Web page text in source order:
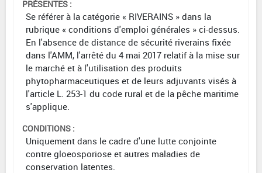
PRÉSENTES :
Se référer à la catégorie « RIVERAINS » dans la
rubrique « conditions d'emploi générales » ci-dessus.
En l'absence de distance de sécurité riverains fixée
dans l'AMM, l'arrêté du 4 mai 2017 relatif à la mise sur
le marché et à l'utilisation des produits
phytopharmaceutiques et de leurs adjuvants visés à
l'article L. 253-1 du code rural et de la pêche maritime
s'applique.
CONDITIONS :
Uniquement dans le cadre d'une lutte conjointe
contre gloeosporiose et autres maladies de
conservation latentes.